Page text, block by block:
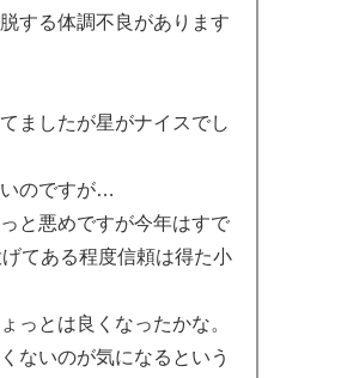
する体調不良があります
ましたが星がナイスでし
のですが…
と悪めですが今年はすで
てある程度信頼は得た小
っとは良くなったかな。
ないのが気になるという